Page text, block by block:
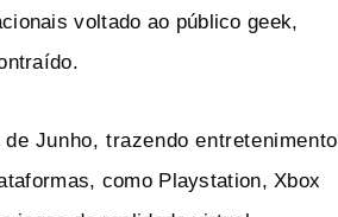
voltado ao público geek,
Junho, trazendo entretenimento
como Playstation, Xbox